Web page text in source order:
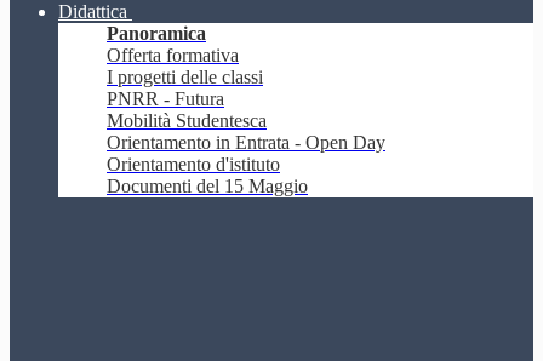
Didattica
Panoramica
Offerta formativa
I progetti delle classi
PNRR - Futura
Mobilità Studentesca
Orientamento in Entrata - Open Day
Orientamento d'istituto
Documenti del 15 Maggio